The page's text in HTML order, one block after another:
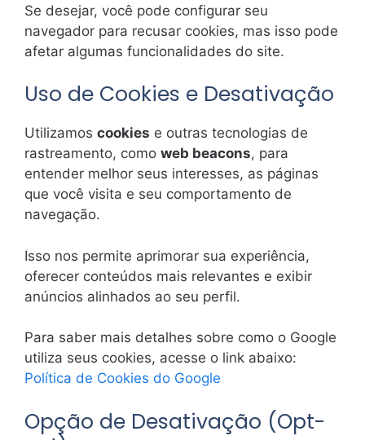
Se desejar, você pode configurar seu
navegador para recusar cookies, mas isso pode
afetar algumas funcionalidades do site.
Uso de Cookies e Desativação
Utilizamos cookies e outras tecnologias de
rastreamento, como web beacons, para
entender melhor seus interesses, as páginas
que você visita e seu comportamento de
navegação.
Isso nos permite aprimorar sua experiência,
oferecer conteúdos mais relevantes e exibir
anúncios alinhados ao seu perfil.
Para saber mais detalhes sobre como o Google
utiliza seus cookies, acesse o link abaixo:
Política de Cookies do Google
Opção de Desativação (Opt-